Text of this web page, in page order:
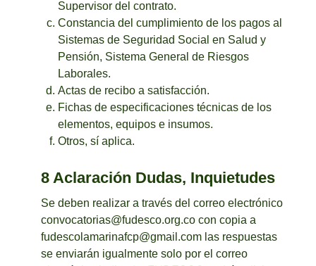
Supervisor del contrato.
Constancia del cumplimiento de los pagos al
Sistemas de Seguridad Social en Salud y
Pensión, Sistema General de Riesgos
Laborales.
Actas de recibo a satisfacción.
Fichas de especificaciones técnicas de los
elementos, equipos e insumos.
Otros, sí aplica.
8 Aclaración Dudas, Inquietudes
Se deben realizar a través del correo electrónico
convocatorias@fudesco.org.co con copia a
fudescolamarinafcp@gmail.com las respuestas
se enviarán igualmente solo por el correo